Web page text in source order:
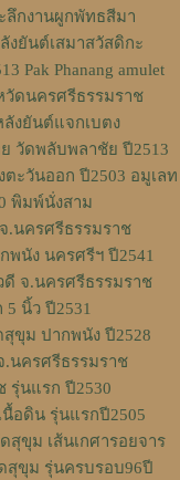
ลึกงานผูกพัทธสีมา
งยันต์เสมาสวัสดิกะ
Pak Phanang amulet
วัดนครศรีธรรมราช
งยันต์แจกเบตง
วัดพลับพลาชัย ปี2513
ะวันออก ปี2503 อมูเลท
พิมพ์นั่งสาม
.นครศรีธรรมราช
พนัง นครศรีฯ ปี2541
จ.นครศรีธรรมราช
นิ้ว ปี2531
ขุม ปากพนัง ปี2528
.นครศรีธรรมราช
รุ่นแรก ปี2530
อดิน รุ่นแรกปี2505
ขุม เส้นเกศารอยจาร
สุขุม รุ่นครบรอบ96ปี